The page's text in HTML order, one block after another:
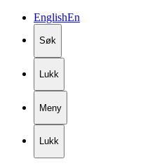
EnglishEn
Søk
Lukk
Meny
Lukk